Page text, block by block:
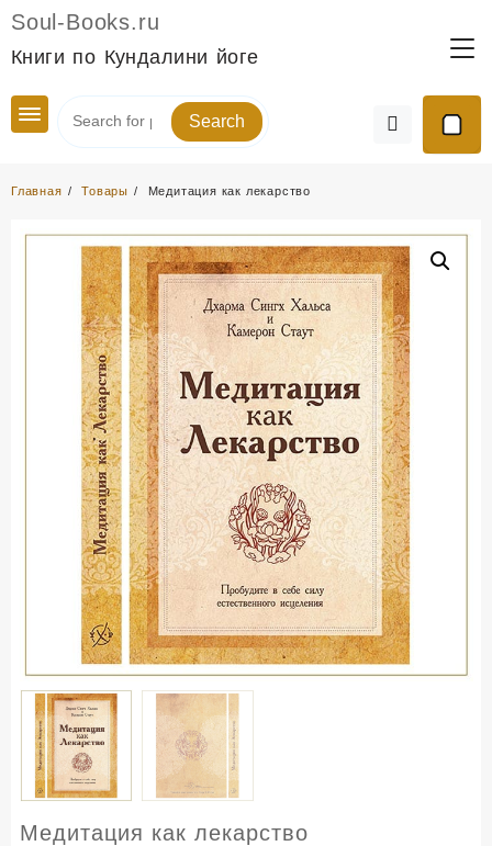
Перейти
содержимому
Soul-Books.ru
Книги по Кундалини йоге
Search
Главная Товары Медитация как лекарство
Медитация как лекарство